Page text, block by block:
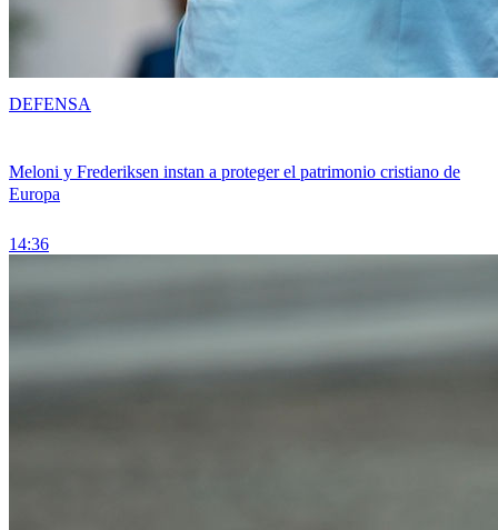
Meloni y Frederiksen instan a proteger el patrimonio cristiano de
Europa
14:36
DEFENSA